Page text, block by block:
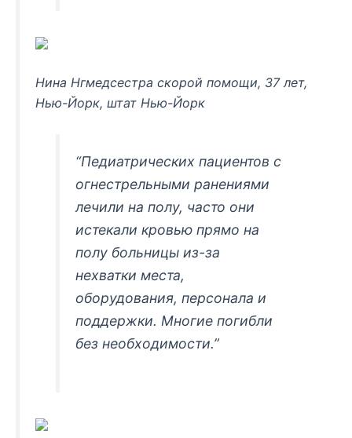
Нина Нгмедсестра скорой помощи, 37 лет,
Нью-Йорк, штат Нью-Йорк
“Педиатрических пациентов с
огнестрельными ранениями
лечили на полу, часто они
истекали кровью прямо на
полу больницы из-за
нехватки места,
оборудования, персонала и
поддержки. Многие погибли
без необходимости.”